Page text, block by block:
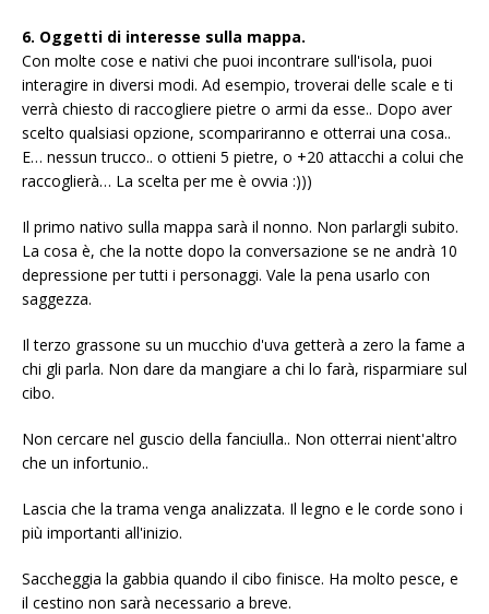
6. Oggetti di interesse sulla mappa.
Con molte cose e nativi che puoi incontrare sull'isola, puoi
interagire in diversi modi. Ad esempio, troverai delle scale e ti
verrà chiesto di raccogliere pietre o armi da esse.. Dopo aver
scelto qualsiasi opzione, scompariranno e otterrai una cosa..
E… nessun trucco.. o ottieni 5 pietre, o +20 attacchi a colui che
raccoglierà… La scelta per me è ovvia :)))
Il primo nativo sulla mappa sarà il nonno. Non parlargli subito.
La cosa è, che la notte dopo la conversazione se ne andrà 10
depressione per tutti i personaggi. Vale la pena usarlo con
saggezza.
Il terzo grassone su un mucchio d'uva getterà a zero la fame a
chi gli parla. Non dare da mangiare a chi lo farà, risparmiare sul
cibo.
Non cercare nel guscio della fanciulla.. Non otterrai nient'altro
che un infortunio..
Lascia che la trama venga analizzata. Il legno e le corde sono i
più importanti all'inizio.
Saccheggia la gabbia quando il cibo finisce. Ha molto pesce, e
il cestino non sarà necessario a breve.